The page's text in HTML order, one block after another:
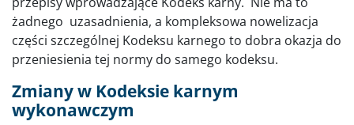
żadnego uzasadnienia, a kompleksowa nowelizacja
części szczególnej Kodeksu karnego to dobra okazja do
przeniesienia tej normy do samego kodeksu.
Zmiany w Kodeksie karnym
wykonawczym